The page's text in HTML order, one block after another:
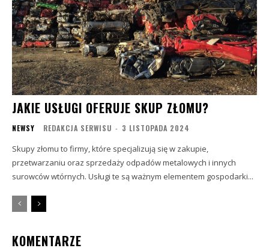
JAKIE USŁUGI OFERUJE SKUP ZŁOMU?
NEWSY REDAKCJA SERWISU - 3 LISTOPADA 2024
Skupy złomu to firmy, które specjalizują się w zakupie,
przetwarzaniu oraz sprzedaży odpadów metalowych i innych
surowców wtórnych. Usługi te są ważnym elementem gospodarki...
KOMENTARZE